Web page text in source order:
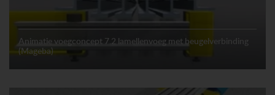
Animatie voegconcept 7.2 lamellenvoeg met beugelverbinding
(Mageba)